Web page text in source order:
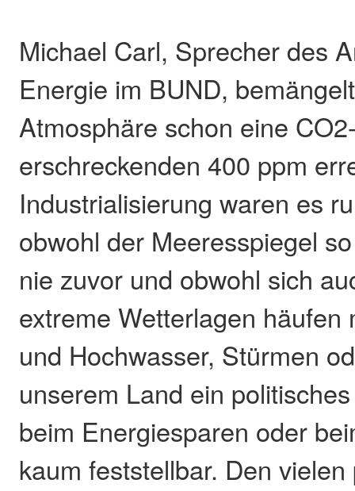
Michael Carl, Sprecher des
Energie im BUND,
Atmosphäre schon eine
erschreckenden 400 ppm
Industrialisierung waren es
obwohl der Meeresspiegel
nie zuvor und obwohl sich
extreme Wetterlagen häufen
und Hochwasser, Stürmen
unserem Land ein
beim Energiesparen oder
kaum feststellbar. Den vielen